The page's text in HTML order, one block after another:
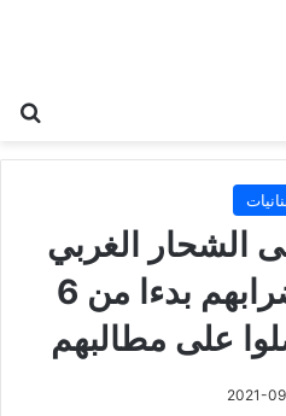
الغربي
أعلنوا تعليق إضرابهم بدءا من 6
على مطالبهم
2021-